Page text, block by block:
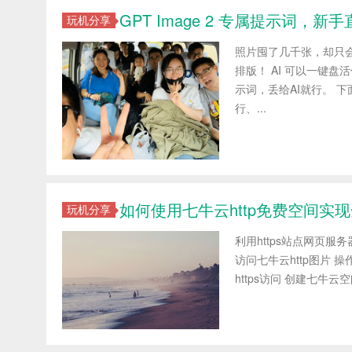
玩机分享 GPT Image 2 专属提示词，新手
照片囤了几千张，却只
排版！ AI 可以一键盘
示词，丢给AI就行。
行、...
玩机分享 如何使用七牛云http免费空间实
利用https站点网页服
访问七牛云http图片 操
https访问 创建七牛云